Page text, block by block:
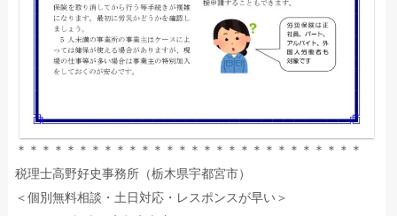
＊＊＊＊＊＊＊＊＊＊＊＊＊＊＊＊＊＊＊＊＊＊＊＊＊＊＊＊
税理士高野好史事務所（栃木県宇都宮市）
＜個別無料相談・土日対応・レスポンスが早い＞